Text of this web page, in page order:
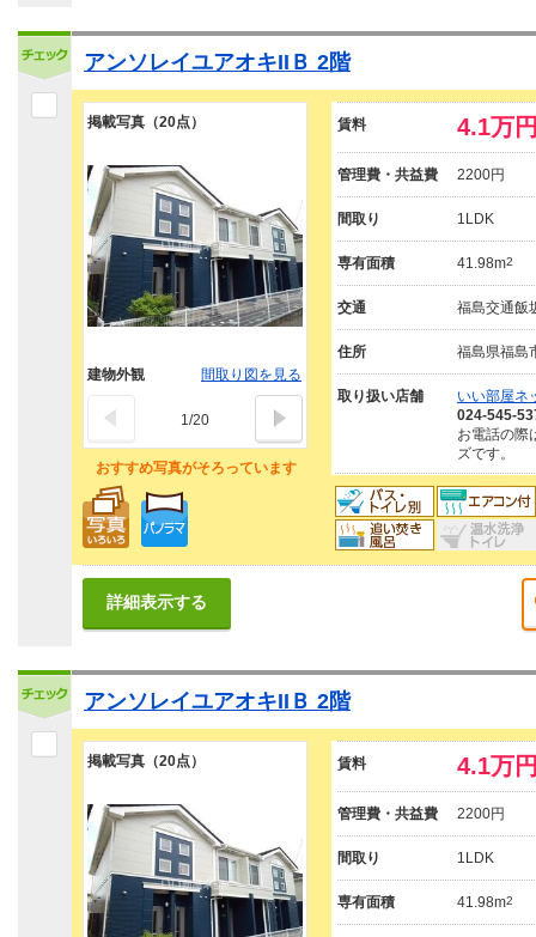
アンソレイユアオキIIＢ 2階
掲載写真（20点）
おすすめ写真がそろっています
建物外観 間取り図を見る
1/20
賃料 4.1万
管理費・共益費 2200円
間取り 1LDK
専有面積 41.98m2
交通 福島交通飯
住所 福島県福島
取り扱い店舗
いい部屋ネ
024-545-
お電話の際
ズです。
詳細表示する
アンソレイユアオキIIＢ 2階
掲載写真（20点） 賃料 4.1万
管理費・共益費 2200円
間取り 1LDK
専有面積 41.98m2